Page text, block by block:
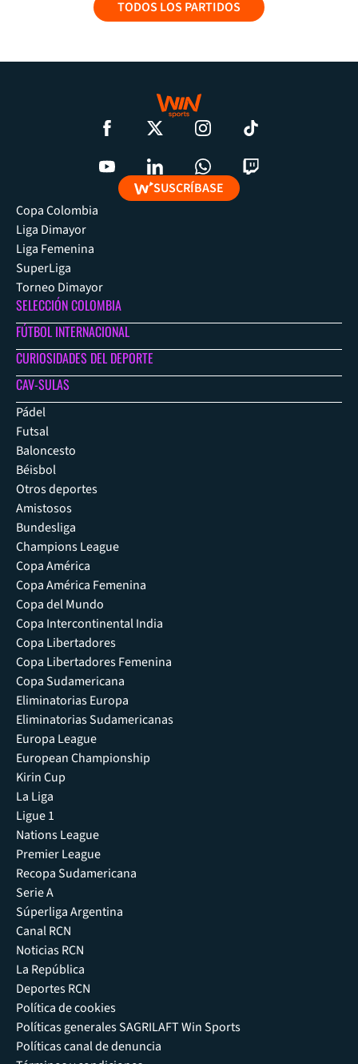
TODOS LOS PARTIDOS
SUSCRÍBASE
Copa Colombia
Liga Dimayor
Liga Femenina
SuperLiga
Torneo Dimayor
SELECCIÓN COLOMBIA
FÚTBOL INTERNACIONAL
CURIOSIDADES DEL DEPORTE
CAV-SULAS
Pádel
Futsal
Baloncesto
Béisbol
Otros deportes
Amistosos
Bundesliga
Champions League
Copa América
Copa América Femenina
Copa del Mundo
Copa Intercontinental India
Copa Libertadores
Copa Libertadores Femenina
Copa Sudamericana
Eliminatorias Europa
Eliminatorias Sudamericanas
Europa League
European Championship
Kirin Cup
La Liga
Ligue 1
Nations League
Premier League
Recopa Sudamericana
Serie A
Súperliga Argentina
Canal RCN
Noticias RCN
La República
Deportes RCN
Política de cookies
Políticas generales SAGRILAFT Win Sports
Políticas canal de denuncia